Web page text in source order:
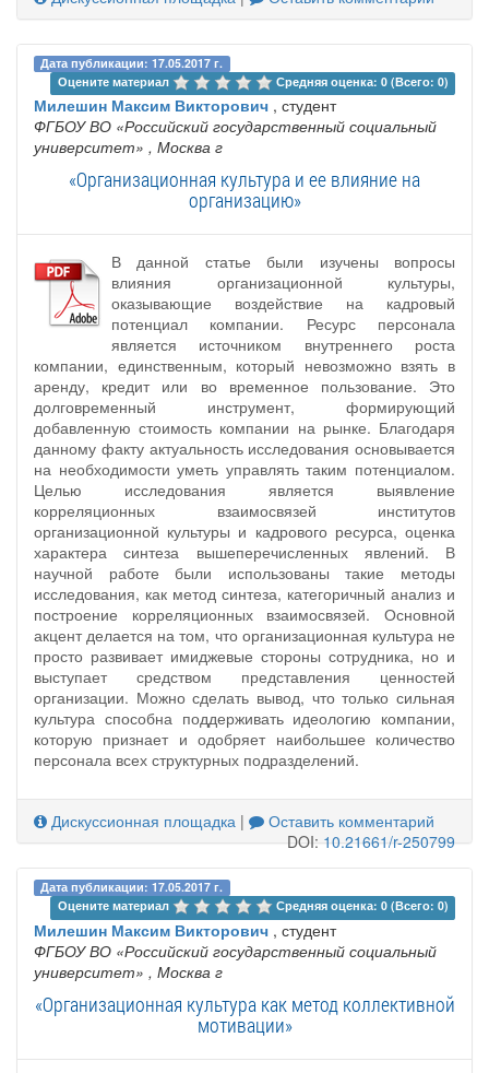
Дата публикации: 17.05.2017 г.
Оцените материал
Средняя оценка: 0 (Всего: 0)
Милешин Максим Викторович , студент
ФГБОУ ВО «Российский государственный социальный
университет» , Москва г
«Организационная культура и ее влияние на
организацию»
В данной статье были изучены вопросы
влияния организационной культуры,
оказывающие воздействие на кадровый
потенциал компании. Ресурс персонала
является источником внутреннего роста
компании, единственным, который невозможно взять в
аренду, кредит или во временное пользование. Это
долговременный инструмент, формирующий
добавленную стоимость компании на рынке. Благодаря
данному факту актуальность исследования основывается
на необходимости уметь управлять таким потенциалом.
Целью исследования является выявление
корреляционных взаимосвязей институтов
организационной культуры и кадрового ресурса, оценка
характера синтеза вышеперечисленных явлений. В
научной работе были использованы такие методы
исследования, как метод синтеза, категоричный анализ и
построение корреляционных взаимосвязей. Основной
акцент делается на том, что организационная культура не
просто развивает имиджевые стороны сотрудника, но и
выступает средством представления ценностей
организации. Можно сделать вывод, что только сильная
культура способна поддерживать идеологию компании,
которую признает и одобряет наибольшее количество
персонала всех структурных подразделений.
Дискуссионная площадка |
Оставить комментарий
DOI:10.21661/r-250799
Дата публикации: 17.05.2017 г.
Оцените материал
Средняя оценка: 0 (Всего: 0)
Милешин Максим Викторович , студент
ФГБОУ ВО «Российский государственный социальный
университет» , Москва г
«Организационная культура как метод коллективной
мотивации»